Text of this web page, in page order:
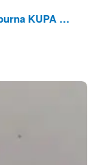
KUPA …